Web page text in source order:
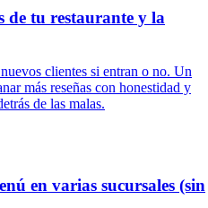
de tu restaurante y la
clientes si entran o no. Un
más reseñas con honestidad y
de las malas.
en varias sucursales (sin